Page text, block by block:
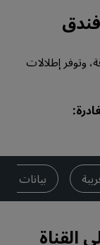
وتوفر إطلالات
بيانات
القناة